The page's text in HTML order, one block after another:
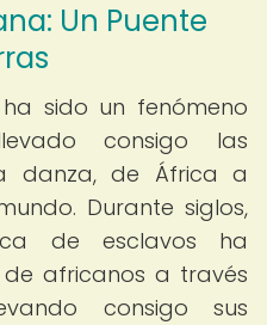
Un Puente
sido un fenómeno
consigo las
danza, de África a
Durante siglos,
de esclavos ha
africanos a través
consigo sus